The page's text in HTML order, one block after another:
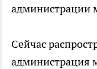
администрации
Сейчас
администрация